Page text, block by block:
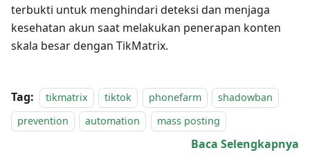
terbukti untuk menghindari deteksi dan menjaga
kesehatan akun saat melakukan penerapan konten
skala besar dengan TikMatrix.
Tag: tikmatrix tiktok phonefarm
shadowban
prevention
automation mass posting
Baca Selengkapnya